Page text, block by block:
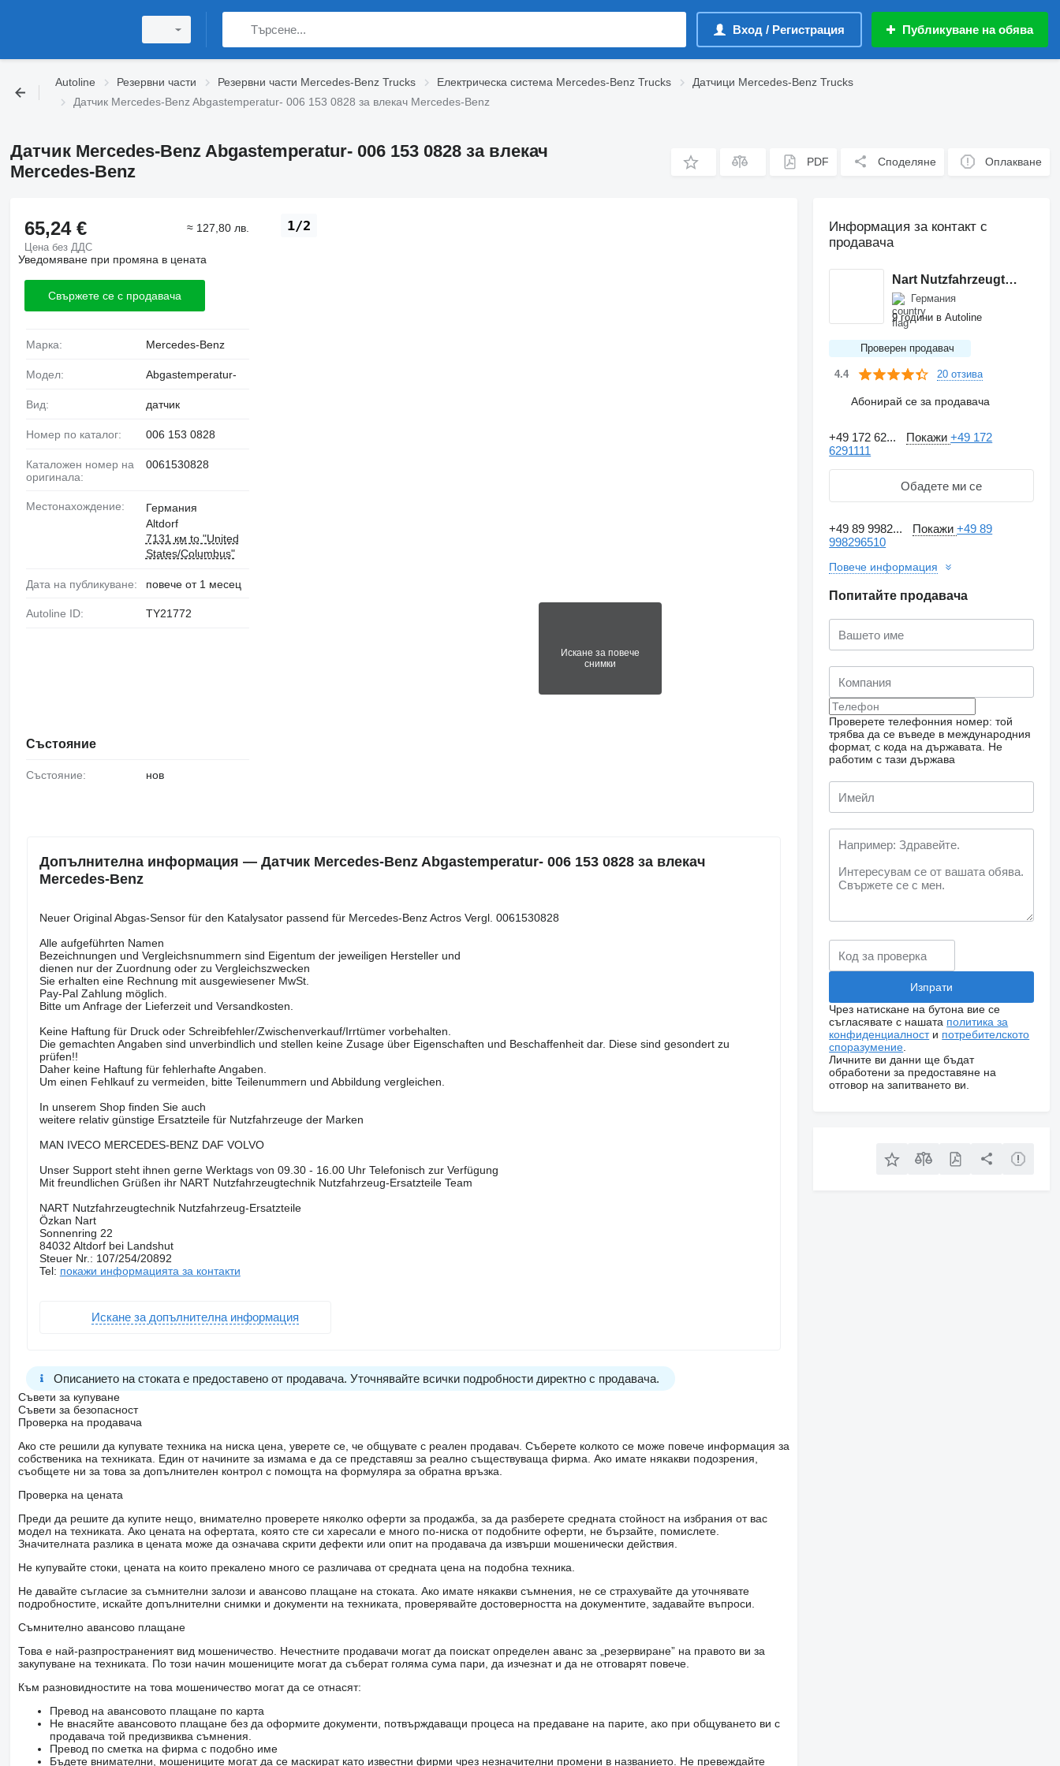
Вход / Регистрация Публикуване на обява
Autoline Резервни части Резервни части Mercedes-Benz Trucks Електрическа система Mercedes-Benz Trucks
Датчици Mercedes-Benz Trucks
Датчик Mercedes-Benz Abgastemperatur- 006 153 0828 за влекач Mercedes-Benz
Датчик Mercedes-Benz Abgastemperatur- 006 153 0828 за влекач
Mercedes-Benz
PDF Споделяне Оплакване
Искане за повече
снимки
1/2
65,24 €
Цена без ДДС
≈ 127,80 лв.
Уведомяване при промяна в цената
Свържете се с продавача
Марка: Mercedes-Benz
Модел: Abgastemperatur-
Вид: датчик
Номер по каталог: 006 153 0828
Каталожен номер на
оригинала:
0061530828
Местонахождение:
Германия
Altdorf
7131 км to "United
States/Columbus"
Дата на публикуване: повече от 1 месец
Autoline ID: TY21772
Състояние
Състояние: нов
Допълнителна информация — Датчик Mercedes-Benz Abgastemperatur- 006 153 0828 за влекач
Mercedes-Benz
Neuer Original Abgas-Sensor für den Katalysator passend für Mercedes-Benz Actros Vergl. 0061530828
Alle aufgeführten Namen
Bezeichnungen und Vergleichsnummern sind Eigentum der jeweiligen Hersteller und
dienen nur der Zuordnung oder zu Vergleichszwecken
Sie erhalten eine Rechnung mit ausgewiesener MwSt.
Pay-Pal Zahlung möglich.
Bitte um Anfrage der Lieferzeit und Versandkosten.
Keine Haftung für Druck oder Schreibfehler/Zwischenverkauf/Irrtümer vorbehalten.
Die gemachten Angaben sind unverbindlich und stellen keine Zusage über Eigenschaften und Beschaffenheit dar. Diese sind gesondert zu
prüfen!!
Daher keine Haftung für fehlerhafte Angaben.
Um einen Fehlkauf zu vermeiden, bitte Teilenummern und Abbildung vergleichen.
In unserem Shop finden Sie auch
weitere relativ günstige Ersatzteile für Nutzfahrzeuge der Marken
MAN IVECO MERCEDES-BENZ DAF VOLVO
Unser Support steht ihnen gerne Werktags von 09.30 - 16.00 Uhr Telefonisch zur Verfügung
Mit freundlichen Grüßen ihr NART Nutzfahrzeugtechnik Nutzfahrzeug-Ersatzteile Team
NART Nutzfahrzeugtechnik Nutzfahrzeug-Ersatzteile
Özkan Nart
Sonnenring 22
84032 Altdorf bei Landshut
Steuer Nr.: 107/254/20892
Tel: покажи информацията за контакти
Искане за допълнителна информация
Описанието на стоката е предоставено от продавача. Уточнявайте всички подробности директно с продавача.
Съвети за купуване
Съвети за безопасност
Проверка на продавача
Ако сте решили да купувате техника на ниска цена, уверете се, че общувате с реален продавач. Съберете колкото се може повече информация за
собственика на техниката. Един от начините за измама е да се представяш за реално съществуваща фирма. Ако имате някакви подозрения,
съобщете ни за това за допълнителен контрол с помощта на формуляра за обратна връзка.
Проверка на цената
Преди да решите да купите нещо, внимателно проверете няколко оферти за продажба, за да разберете средната стойност на избрания от вас
модел на техниката. Ако цената на офертата, която сте си харесали е много по-ниска от подобните оферти, не бързайте, помислете.
Значителната разлика в цената може да означава скрити дефекти или опит на продавача да извърши мошенически действия.
Не купувайте стоки, цената на които прекалено много се различава от средната цена на подобна техника.
Не давайте съгласие за съмнителни залози и авансово плащане на стоката. Ако имате някакви съмнения, не се страхувайте да уточнявате
подробностите, искайте допълнителни снимки и документи на техниката, проверявайте достоверността на документите, задавайте въпроси.
Съмнително авансово плащане
Това е най-разпространеният вид мошеничество. Нечестните продавачи могат да поискат определен аванс за „резервиране” на правото ви за
закупуване на техниката. По този начин мошениците могат да съберат голяма сума пари, да изчезнат и да не отговарят повече.
Към разновидностите на това мошеничество могат да се отнасят:
Превод на авансовото плащане по карта
Не внасяйте авансовото плащане без да оформите документи, потвърждаващи процеса на предаване на парите, ако при общуването ви с
продавача той предизвиква съмнения.
Превод по сметка на фирма с подобно име
Бъдете внимателни, мошениците могат да се маскират като известни фирми чрез незначителни промени в названието. Не превеждайте
Информация за контакт с
продавача
Nart Nutzfahrzeugtechnik
Германия
9 години в Autoline
Проверен продавач
4.4 20 отзива
Абонирай се за продавача
+49 172 62... Покажи+49 172
6291111
Обадете ми се
+49 89 9982... Покажи+49 89
998296510
Повече информация
Попитайте продавача
Проверете телефонния номер: той
трябва да се въведе в международния
формат, с кода на държавата.
Не
работим с тази държава
Чрез натискане на бутона вие се
съгласявате с нашата политика за
конфиденциалности потребителското
споразумение
Личните ви данни ще бъдат
обработени за предоставяне на
отговор на запитването ви.